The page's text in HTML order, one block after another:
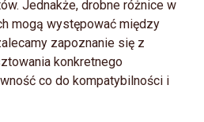
Jednakże, drobne różnice w
mogą występować między
zapoznanie się z
konkretnego
co do kompatybilności i